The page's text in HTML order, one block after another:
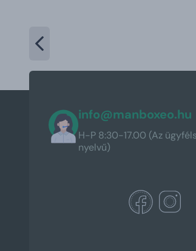
info@manboxeo.hu
H-P 8:30-17.00 (Az
nyelvű)